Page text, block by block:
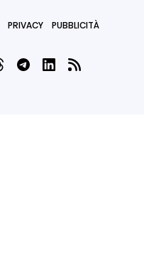
PRIVACY PUBBLICITÀ